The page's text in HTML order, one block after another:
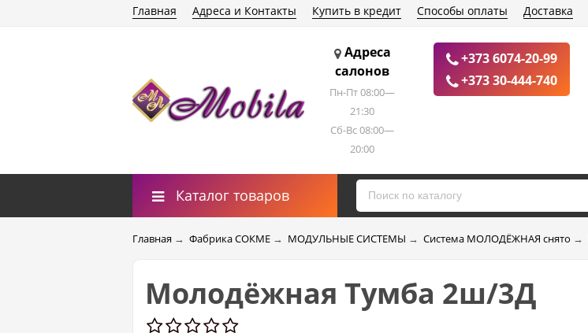
Главная Адреса и Контакты Купить в кредит Способы оплаты Доставка
Адреса
салонов
Пн-Пт 08:00—
21:30
Сб-Вс 08:00—
20:00
+373 6074-20-99
+373 30-444-740
Каталог товаров
Главная → Фабрика СОКМЕ → МОДУЛЬНЫЕ СИСТЕМЫ → Система МОЛОДЁЖНАЯ снято →
Молодёжная Тумба 2ш/3Д